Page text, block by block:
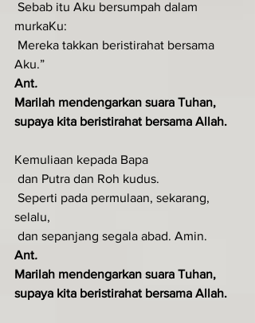
murkaKu:
Aku.”
Ant.
Marilah mendengarkan suara Tuhan,
supaya kita beristirahat bersama Allah.
Kemuliaan kepada Bapa
dan Putra dan Roh kudus.
selalu,
dan sepanjang segala abad. Amin.
Ant.
Marilah mendengarkan suara Tuhan,
supaya kita beristirahat bersama Allah.